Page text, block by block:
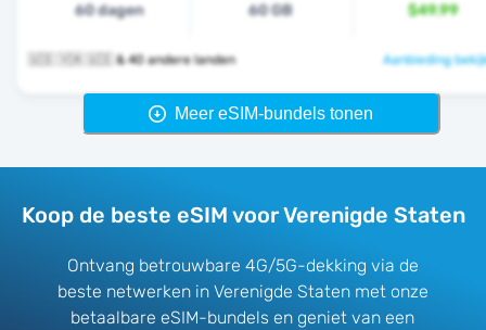
60 dagen 60 GB $49.99
🇺🇸 🇻🇦 🇺🇸 & 40 andere landen Aanbieding
Meer eSIM-bundels tonen
Koop de beste eSIM voor Verenigde Staten
Ontvang betrouwbare 4G/5G-dekking via de
beste netwerken in Verenigde Staten met onze
betaalbare eSIM-bundels en geniet van een